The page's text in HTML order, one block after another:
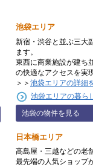
池袋エリア
新宿・渋谷と並ぶ三大
ます。
東西に商業施設が建ち
の快適なアクセスを実
＞＞ 池袋エリアの詳細
池袋エリアの暮ら
池袋の物件を見る
日本橋エリア
高島屋・三越などの老
最先端の人気ショップ